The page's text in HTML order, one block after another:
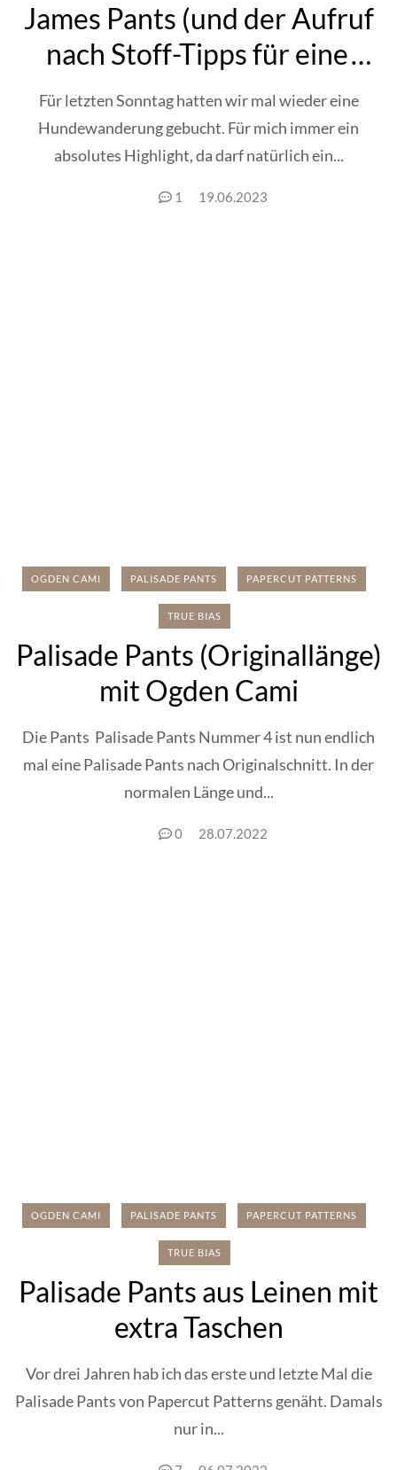
James Pants (und der Aufruf
nach Stoff-Tipps für eine
sommerliche Wanderhose)
Für letzten Sonntag hatten wir mal wieder eine
Hundewanderung gebucht. Für mich immer ein
absolutes Highlight, da darf natürlich ein...
1 19.06.2023
OGDEN CAMI PALISADE PANTS PAPERCUT PATTERNS
TRUE BIAS
Palisade Pants (Originallänge)
mit Ogden Cami
Die Pants Palisade Pants Nummer 4 ist nun endlich
mal eine Palisade Pants nach Originalschnitt. In der
normalen Länge und...
0 28.07.2022
OGDEN CAMI PALISADE PANTS PAPERCUT PATTERNS
TRUE BIAS
Palisade Pants aus Leinen mit
extra Taschen
Vor drei Jahren hab ich das erste und letzte Mal die
Palisade Pants von Papercut Patterns genäht. Damals
nur in...